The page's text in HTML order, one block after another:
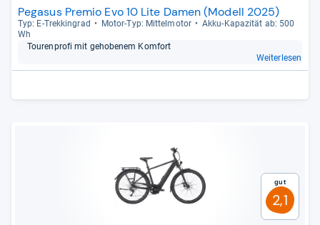
Pegasus Premio Evo 10 Lite Damen (Modell 2025)
Typ: E-​Trek­kin­grad Motor-​Typ: Mit­tel­mo­tor
Akku-​Kapa­zi­tät ab: 500
Wh
Tou­ren­profi mit geho­be­nem Kom­fort
Weiterlesen
Gut
2,1